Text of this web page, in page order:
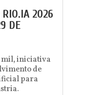
RIO.IA 2026
DE
mil, iniciativa
de
para